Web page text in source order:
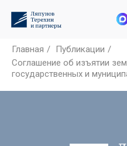
Главная / Публикации /
Соглашение об изъятии
государственных и